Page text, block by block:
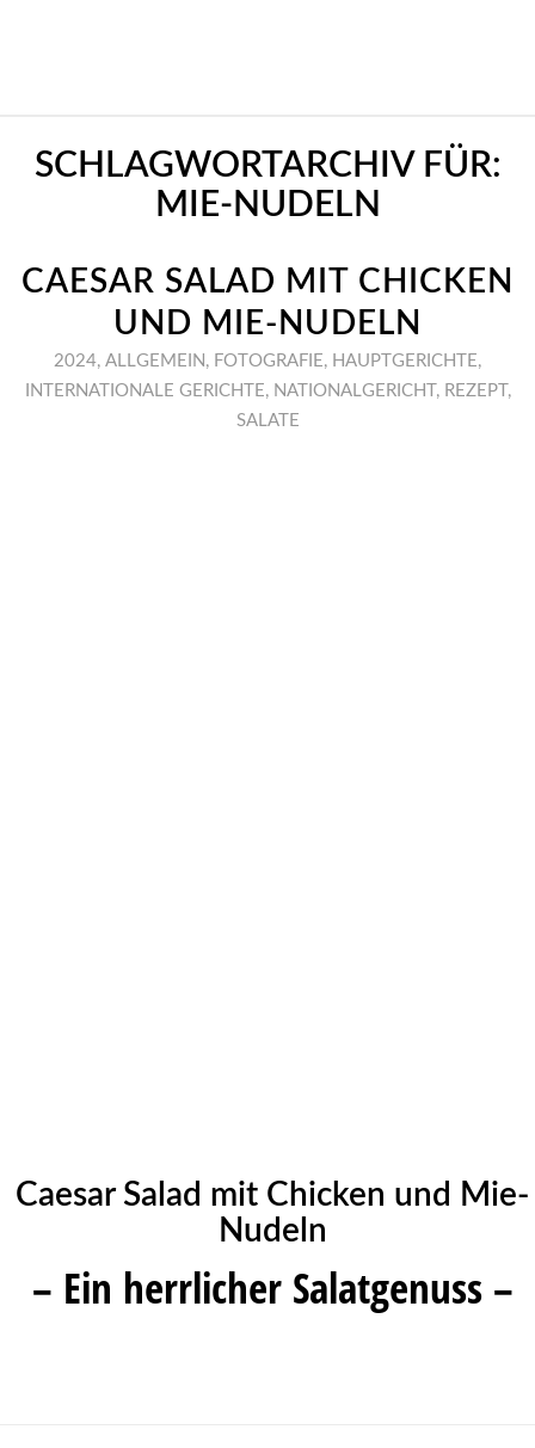
SCHLAGWORTARCHIV FÜR:
MIE-NUDELN
CAESAR SALAD MIT CHICKEN
UND MIE-NUDELN
2024, ALLGEMEIN , FOTOGRAFIE, HAUPTGERICHTE,
INTERNATIONALE GERICHTE, NATIONALGERICHT , REZEPT ,
SALATE
Caesar Salad mit Chicken und Mie-
Nudeln
– Ein herrlicher Salatgenuss –